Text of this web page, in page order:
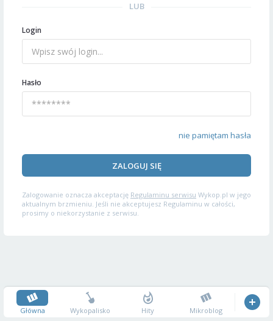
LUB
Login
Hasło
nie pamiętam hasła
ZALOGUJ SIĘ
Zalogowanie oznacza akceptację Regulaminu serwisu Wykop.pl w jego
aktualnym brzmieniu. Jeśli nie akceptujesz Regulaminu w całości,
prosimy o niekorzystanie z serwisu.
Główna Wykopalisko Hity Mikroblog